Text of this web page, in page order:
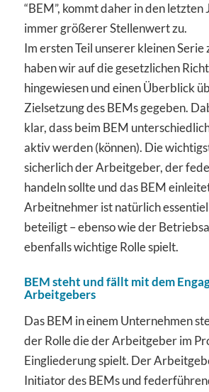
“BEM”, kommt daher in den letzten
immer größerer Stellenwert zu.
Im ersten Teil unserer kleinen Serie
haben wir auf die gesetzlichen
hingewiesen und einen Überblick
Zielsetzung des BEMs gegeben.
klar, dass beim BEM
aktiv werden (können). Die
sicherlich der Arbeitgeber, der
handeln sollte und das BEM
Arbeitnehmer ist natürlich
beteiligt – ebenso wie der
ebenfalls wichtige Rolle spielt.
BEM steht und fällt mit dem
Arbeitgebers
Das BEM in einem Unternehmen
der Rolle die der Arbeitgeber im
Eingliederung spielt. Der
Initiator des BEMs und